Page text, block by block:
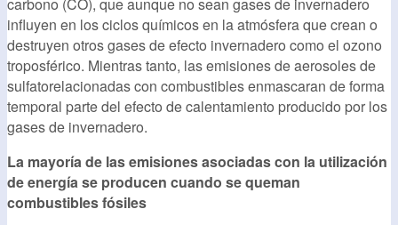
influyen en los ciclos químicos en la atmósfera que crean o
destruyen otros gases de efecto invernadero como el ozono
troposférico. Mientras tanto, las emisiones de aerosoles de
sulfatorelacionadas con combustibles enmascaran de forma
temporal parte del efecto de calentamiento producido por los
gases de invernadero.
La mayoría de las emisiones asociadas con la utilización
de energía se producen cuando se queman
combustibles fósiles